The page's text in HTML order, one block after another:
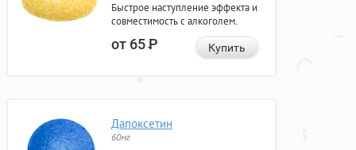
Быстрое наступление эффекта и
совместимость с алкоголем.
от 65Р Купить
Дапоксетин
60мг